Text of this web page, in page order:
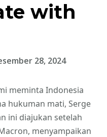
with
28, 2024
meminta Indonesia
hukuman mati, Serge
ini diajukan setelah
menyampaikan